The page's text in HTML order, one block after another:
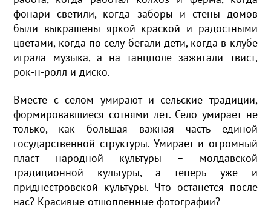
фонари светили, когда заборы и стены домов
были выкрашены яркой краской и радостными
цветами, когда по селу бегали дети, когда в клубе
играла музыка, а на танцполе зажигали твист,
рок-н-ролл и диско.
Вместе с селом умирают и сельские традиции,
формировавшиеся сотнями лет. Село умирает не
только, как большая важная часть единой
государственной структуры. Умирает и огромный
пласт народной культуры – молдавской
традиционной культуры, а теперь уже и
приднестровской культуры. Что останется после
нас? Красивые отшопленные фотографии?